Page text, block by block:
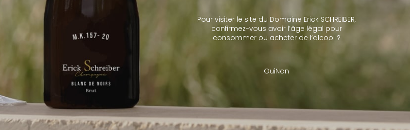
Gérer le consentement aux cookies
Pour offrir les meilleures expériences, nous utilisons des technologies telles que les cookies pour
permettra de traiter des données telles que le comportement de navigation ou les ID uniques sur ce site.
Le fait de ne pas consentir ou de retirer son consentement peut avoir un effet négatif sur certaines
caractéristiques et fonctions.
Exchanges with the soil life, climatic influences and the movements of the
stars, sun and moon all have an impact on the growth and fruit production of
employs processes that work in synergy with the plants.
Pour visiter le site du Domaine Erick SCHREIBER,
confirmez-vous avoir l’âge légal pour
consommer ou acheter de l’alcool ?
OuiNon